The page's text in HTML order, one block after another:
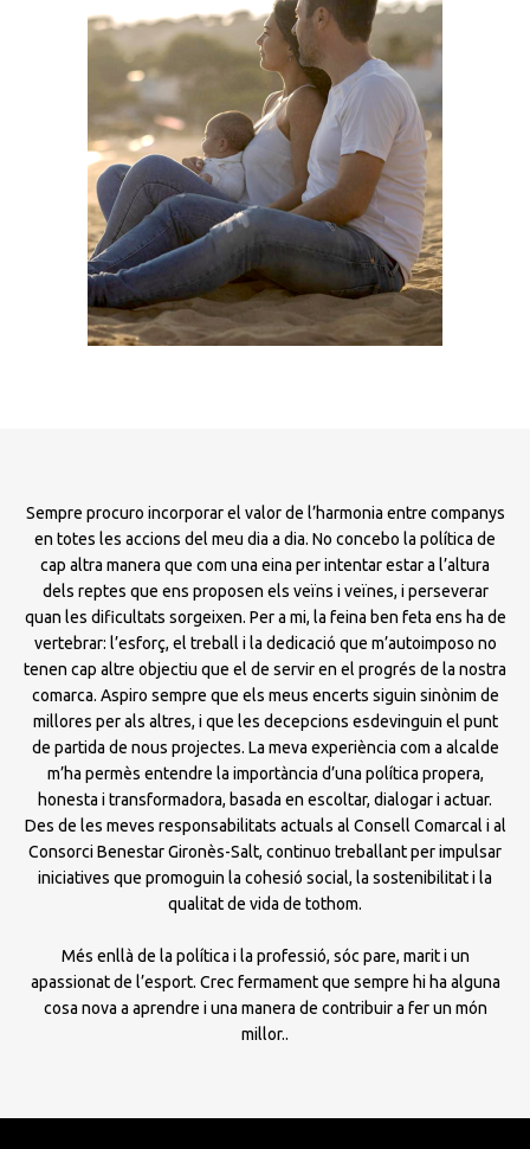
Sempre procuro incorporar el valor de l’harmonia entre companys
en totes les accions del meu dia a dia. No concebo la política de
cap altra manera que com una eina per intentar estar a l’altura
dels reptes que ens proposen els veïns i veïnes, i perseverar
quan les dificultats sorgeixen. Per a mi, la feina ben feta ens ha de
vertebrar: l’esforç, el treball i la dedicació que m’autoimposo no
tenen cap altre objectiu que el de servir en el progrés de la nostra
comarca. Aspiro sempre que els meus encerts siguin sinònim de
millores per als altres, i que les decepcions esdevinguin el punt
de partida de nous projectes. La meva experiència com a alcalde
m’ha permès entendre la importància d’una política propera,
honesta i transformadora, basada en escoltar, dialogar i actuar.
Des de les meves responsabilitats actuals al Consell Comarcal i al
Consorci Benestar Gironès-Salt, continuo treballant per impulsar
iniciatives que promoguin la cohesió social, la sostenibilitat i la
qualitat de vida de tothom.
Més enllà de la política i la professió, sóc pare, marit i un
apassionat de l’esport. Crec fermament que sempre hi ha alguna
cosa nova a aprendre i una manera de contribuir a fer un món
millor..